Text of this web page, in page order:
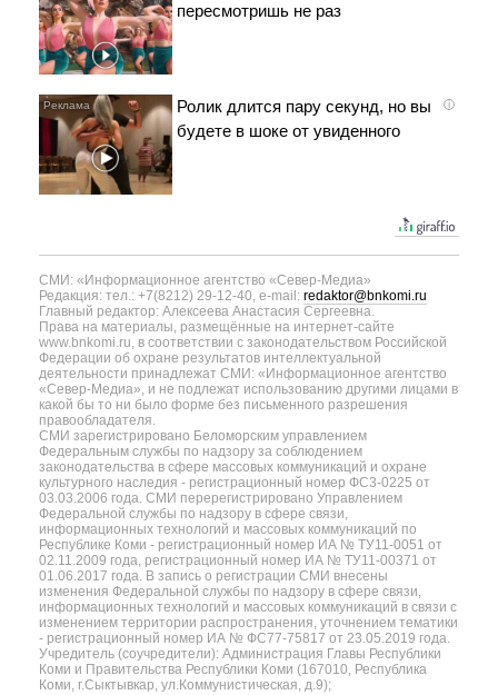
пересмотришь не раз
i
Ролик длится пару секунд, но вы
будете в шоке от увиденного
СМИ: «Информационное агентство «Север-Медиа»
Редакция: тел.: +7(8212) 29-12-40, e-mail: redaktor@bnkomi.ru
Главный редактор: Алексеева Анастасия Сергеевна.
Права на материалы, размещённые на интернет-сайте
www.bnkomi.ru, в соответствии с законодательством Российской
Федерации об охране результатов интеллектуальной
деятельности принадлежат СМИ: «Информационное агентство
«Север-Медиа», и не подлежат использованию другими лицами в
какой бы то ни было форме без письменного разрешения
правообладателя.
СМИ зарегистрировано Беломорским управлением
Федеральным службы по надзору за соблюдением
законодательства в сфере массовых коммуникаций и охране
культурного наследия - регистрационный номер ФС3-0225 от
03.03.2006 года. СМИ перерегистрировано Управлением
Федеральной службы по надзору в сфере связи,
информационных технологий и массовых коммуникаций по
Республике Коми - регистрационный номер ИА № ТУ11-0051 от
02.11.2009 года, регистрационный номер ИА № ТУ11-00371 от
01.06.2017 года. В запись о регистрации СМИ внесены
изменения Федеральной службы по надзору в сфере связи,
информационных технологий и массовых коммуникаций в связи с
изменением территории распространения, уточнением тематики
- регистрационный номер ИА № ФС77-75817 от 23.05.2019 года.
Учредитель (соучредители): Администрация Главы Республики
Коми и Правительства Республики Коми (167010, Республика
Коми, г.Сыктывкар, ул.Коммунистическая, д.9);